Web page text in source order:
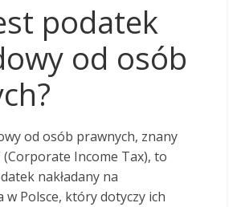
podatek
od osób
od osób prawnych, znany
Income Tax), to
nakładany na
Polsce, który dotyczy ich